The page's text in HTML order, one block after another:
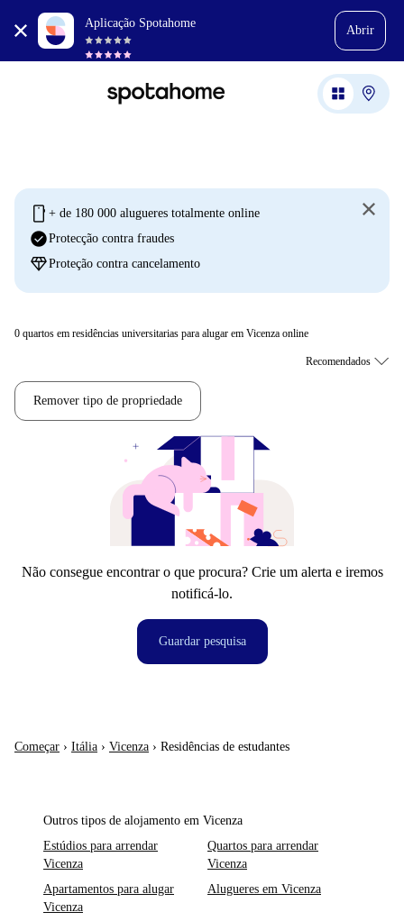
Aplicação Spotahome
Abrir
mobile + de 180 000 alugueres totalmente online
check_circleProtecção contra fraudes
diamondProteção contra cancelamento
0 quartos em residências universitarias para alugar em Vicenza online
Remover tipo de propriedade
Não consegue encontrar o que procura? Crie um alerta e iremos
notificá-lo.
Guardar pesquisa
Começar › Itália › Vicenza › Residências de estudantes
Outros tipos de alojamento em Vicenza
Estúdios para arrendar
Vicenza
Quartos para arrendar
Vicenza
Apartamentos para alugar
Vicenza
Alugueres em Vicenza